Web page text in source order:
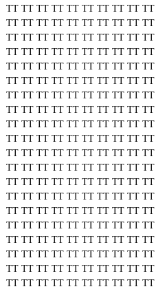
TT TT TT TT TT TT TT TT TT TT
TT TT TT TT TT TT TT TT TT TT
TT TT TT TT TT TT TT TT TT TT
TT TT TT TT TT TT TT TT TT TT
TT TT TT TT TT TT TT TT TT TT
TT TT TT TT TT TT TT TT TT TT
TT TT TT TT TT TT TT TT TT TT
TT TT TT TT TT TT TT TT TT TT
TT TT TT TT TT TT TT TT TT TT
TT TT TT TT TT TT TT TT TT TT
TT TT TT TT TT TT TT TT TT TT
TT TT TT TT TT TT TT TT TT TT
TT TT TT TT TT TT TT TT TT TT
TT TT TT TT TT TT TT TT TT TT
TT TT TT TT TT TT TT TT TT TT
TT TT TT TT TT TT TT TT TT TT
TT TT TT TT TT TT TT TT TT TT
TT TT TT TT TT TT TT TT TT TT
TT TT TT TT TT TT TT TT TT TT
TT TT TT TT TT TT TT TT TT TT